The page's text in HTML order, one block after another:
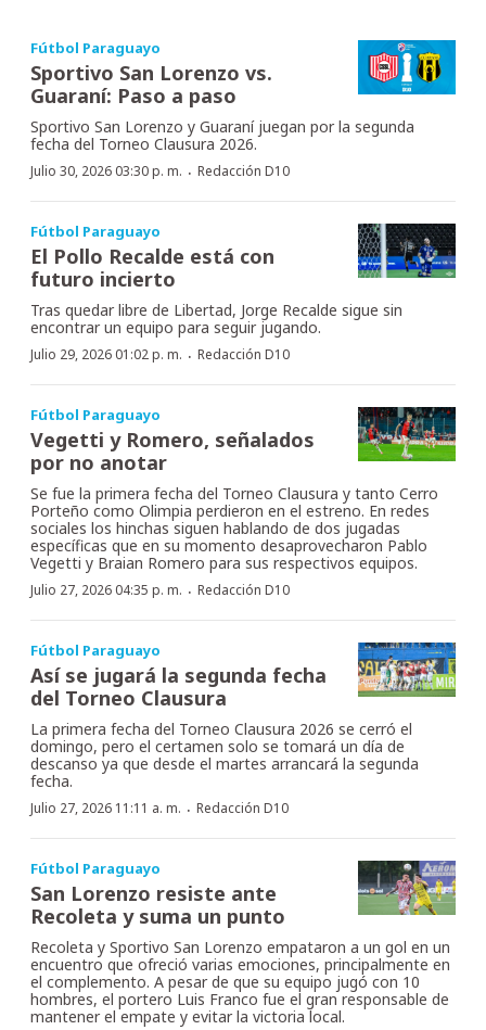
Fútbol Paraguayo
Sportivo San Lorenzo vs.
Guaraní: Paso a paso
Sportivo San Lorenzo y Guaraní juegan por la segunda
fecha del Torneo Clausura 2026.
Julio 30, 2026 03:30 p. m. · Redacción D10
Fútbol Paraguayo
El Pollo Recalde está con
futuro incierto
Tras quedar libre de Libertad, Jorge Recalde sigue sin
encontrar un equipo para seguir jugando.
Julio 29, 2026 01:02 p. m. · Redacción D10
Fútbol Paraguayo
Vegetti y Romero, señalados
por no anotar
Se fue la primera fecha del Torneo Clausura y tanto Cerro
Porteño como Olimpia perdieron en el estreno. En redes
sociales los hinchas siguen hablando de dos jugadas
específicas que en su momento desaprovecharon Pablo
Vegetti y Braian Romero para sus respectivos equipos.
Julio 27, 2026 04:35 p. m. · Redacción D10
Fútbol Paraguayo
Así se jugará la segunda fecha
del Torneo Clausura
La primera fecha del Torneo Clausura 2026 se cerró el
domingo, pero el certamen solo se tomará un día de
descanso ya que desde el martes arrancará la segunda
fecha.
Julio 27, 2026 11:11 a. m. · Redacción D10
Fútbol Paraguayo
San Lorenzo resiste ante
Recoleta y suma un punto
Recoleta y Sportivo San Lorenzo empataron a un gol en un
encuentro que ofreció varias emociones, principalmente en
el complemento. A pesar de que su equipo jugó con 10
hombres, el portero Luis Franco fue el gran responsable de
mantener el empate y evitar la victoria local.